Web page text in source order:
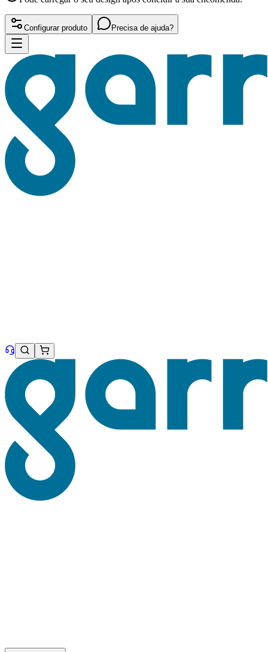
Configurar produto Precisa de ajuda?